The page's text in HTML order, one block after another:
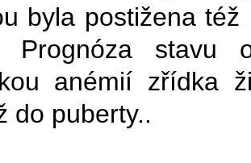
byla postižena
Prognóza
anémií zřídka
do puberty..